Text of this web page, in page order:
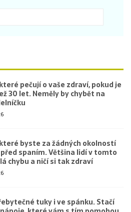
pečují o vaše zdraví, pokud je
30 let. Neměly by chybět na
byste za žádných okolností
spaním. Většina lidí v tomto
chybu a ničí si tak zdraví
tuky i ve spánku. Stačí